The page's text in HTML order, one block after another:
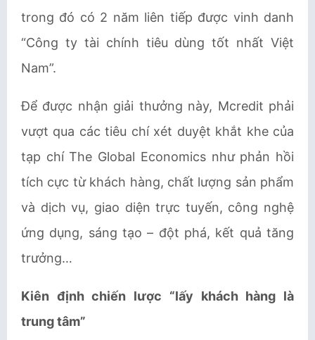
trong đó có 2 năm liên tiếp được vinh danh
“Công ty tài chính tiêu dùng tốt nhất Việt
Nam”.
Để được nhận giải thưởng này, Mcredit phải
vượt qua các tiêu chí xét duyệt khắt khe của
tạp chí The Global Economics như phản hồi
tích cực từ khách hàng, chất lượng sản phẩm
và dịch vụ, giao diện trực tuyến, công nghệ
ứng dụng, sáng tạo – đột phá, kết quả tăng
trưởng…
Kiên định chiến lược “lấy khách hàng là
trung tâm”